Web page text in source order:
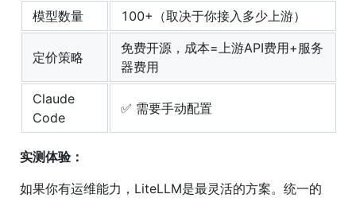
模型数量
100+（取决于你接入多少上游）
定价策略
免费开源，成本=上游API费用+服务
器费用
Claude
Code
✅ 需要手动配置
实测体验：
如果你有运维能力，LiteLLM是最灵活的方案。统一的